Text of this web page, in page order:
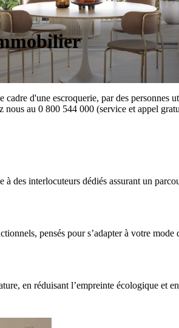
d'une escroquerie, par des
nous au 0 800 544 000 (service et appel
interlocuteurs dédiés assurant un
pensés pour s’adapter à votre
en réduisant l’empreinte écologique et